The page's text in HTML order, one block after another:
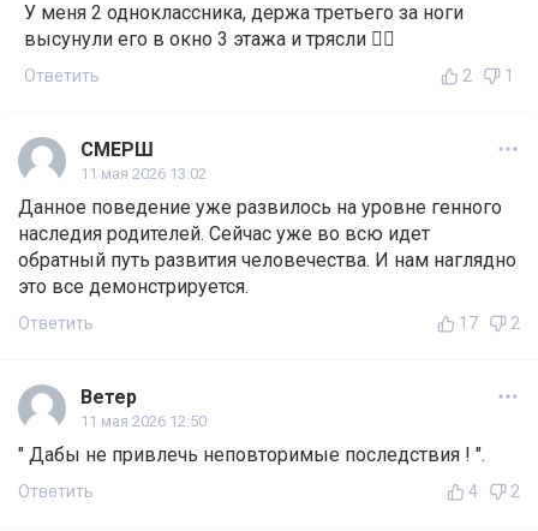
У меня 2 одноклассника, держа третьего за ноги
высунули его в окно 3 этажа и трясли 🤷‍♂️
Ответить 2 1
СМЕРШ
11 мая 2026 13:02
Данное поведение уже развилось на уровне генного
наследия родителей. Сейчас уже во всю идет
обратный путь развития человечества. И нам наглядно
это все демонстрируется.
Ответить 17 2
Ветер
11 мая 2026 12:50
" Дабы не привлечь неповторимые последствия ! ".
Ответить 4 2